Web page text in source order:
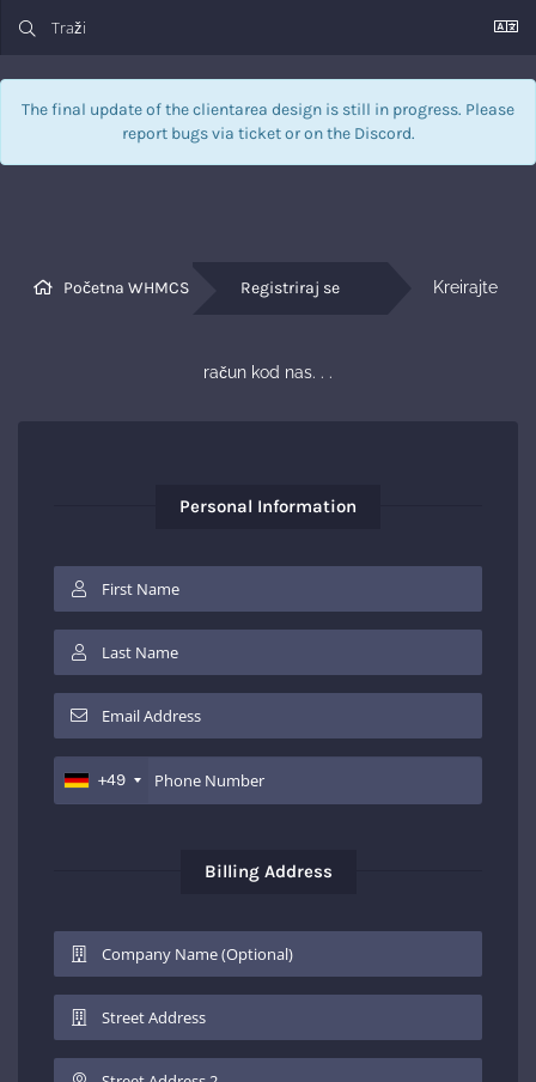
The final update of the clientarea design is still in progress. Please
report bugs via ticketor on the Discord.
Početna WHMCS Registriraj se Kreirajte
račun kod nas. . .
Personal Information
+49
Billing Address